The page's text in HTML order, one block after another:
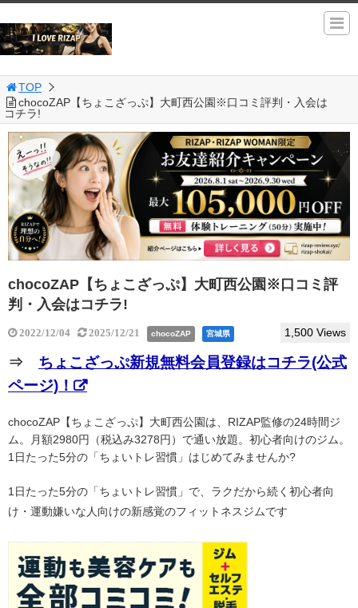
TOP
chocoZAP【ちょこざっぷ】大町西公園※口コミ評判・入会は
コチラ!
chocoZAP【ちょこざっぷ】大町西公園※口コミ評
判・入会はコチラ!
2022/12/04 2025/12/21 chocoZAP 宮城県 1,500 Views
⇒ ちょこざっぷ新規無料会員登録はコチラ(公式
ページ)！
chocoZAP【ちょこざっぷ】大町西公園は、RIZAP監修の24時間ジ
ム。月額2980円（税込み3278円）で通い放題。初心者向けのジム。
1日たった5分の「ちょいトレ習慣」はじめてみませんか?
1日たった5分の「ちょいトレ習慣」で、ラクだから続く初心者向
け・運動嫌いな人向けの新感覚のフィットネスジムです